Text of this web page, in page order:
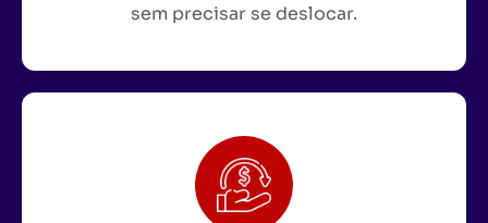
sem precisar se deslocar.